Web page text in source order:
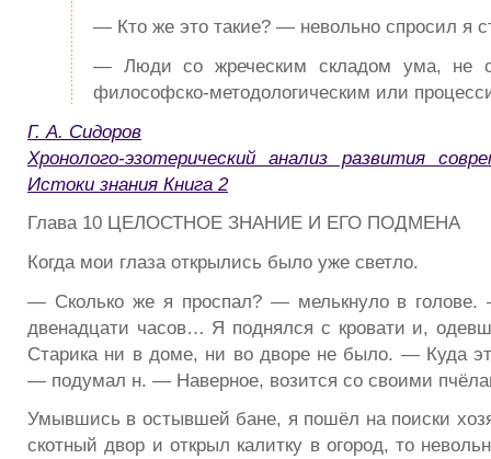
— Кто же это такие? — невольно спросил я
— Люди со жреческим складом ума, не
философско-методологическим или
Г. А. Сидоров
Хронолого-эзотерический анализ развития
Истоки знания Книга 2
Глава 10 ЦЕЛОСТНОЕ ЗНАНИЕ И ЕГО ПОДМЕНА
Когда мои глаза открылись было уже светло.
— Сколько же я проспал? — мелькнуло в
двенадцати часов… Я поднялся с кровати и,
Старика ни в доме, ни во дворе не было. — Куда
— подумал н. — Наверное, возится со своими
Умывшись в остывшей бане, я пошёл на поиски
скотный двор и открыл калитку в огород, то